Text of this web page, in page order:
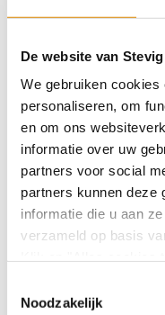
De website van
We gebruiken
personaliseren, om
en om ons
informatie over uw
partners voor social
partners kunnen deze
informatie die u aan
verzameld op basis
Op onze
Noodzakelijk
geaccepteerd en
stabiele sfeer te
Horn (2010,
teamidentiteit in een
veiligheid in een
veiligheid is nodig
bespreken van